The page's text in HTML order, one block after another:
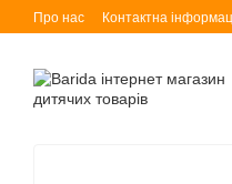
Перейти до основного
Про нас Контактна